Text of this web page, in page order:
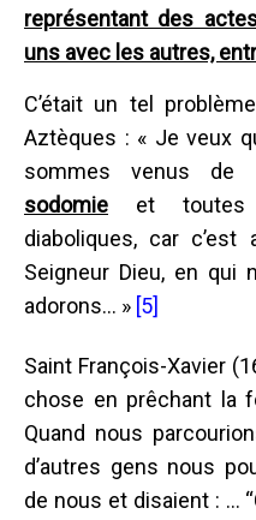
représentant des
uns avec les autres,
C’était un tel
Aztèques : « Je veux
sommes venus de
sodomie et toutes
diaboliques, car c’est
Seigneur Dieu, en qui
adorons... » [5]
Saint François-Xavier
chose en prêchant la
Quand nous
d’autres gens nous
de nous et disaient : ...